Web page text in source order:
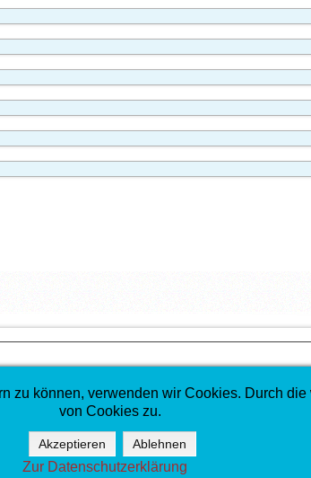
zu können, verwenden wir Cookies. Durch
von Cookies zu.
Akzeptieren Ablehnen
Zur Datenschutzerklärung